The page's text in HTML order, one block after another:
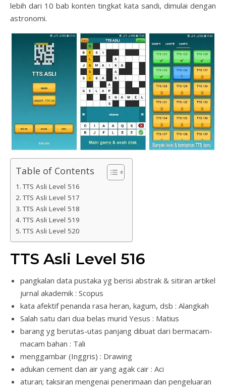
lebih dari 10 bab konten tingkat kata sandi, dimulai dengan
astronomi.
Table of Contents
TTS Asli Level 516
TTS Asli Level 517
TTS Asli Level 518
TTS Asli Level 519
TTS Asli Level 520
TTS Asli Level 516
pangkalan data pustaka yg berisi abstrak & sitiran artikel
jurnal akademik : Scopus
kata afektif penanda rasa heran, kagum, dsb : Alangkah
Salah satu dari dua belas murid Yesus : Matius
barang yg berutas-utas panjang dibuat dari bermacam-
macam bahan : Tali
menggambar (Inggris) : Drawing
adukan cement dan air yang agak cair : Aci
aturan; taksiran mengenai penerimaan dan pengeluaran